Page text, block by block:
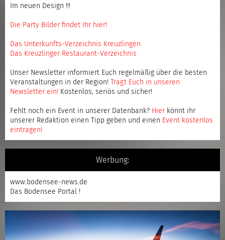
Im neuen Design !!!
Die Party Bilder findet Ihr hier!
Das Unterkunfts-Verzeichnis Kreuzlingen
Das Kreuzlinger Restaurant-Verzeichnis
Unser Newsletter informiert Euch regelmäßig über die besten
Veranstaltungen in der Region!
Tragt Euch in unseren
Newsletter ein! Kostenlos, seriös und sicher!
Fehlt noch ein Event in unserer Datenbank? Hier könnt ihr
unserer Redaktion einen Tipp geben und einen Event kostenlos
eintragen!
Werbung:
www.bodensee-news.de
Das Bodensee Portal !